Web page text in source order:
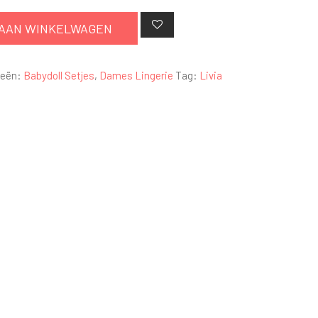
WINKELWAGEN
Babydoll Setjes, Dames Lingerie Tag: Livia